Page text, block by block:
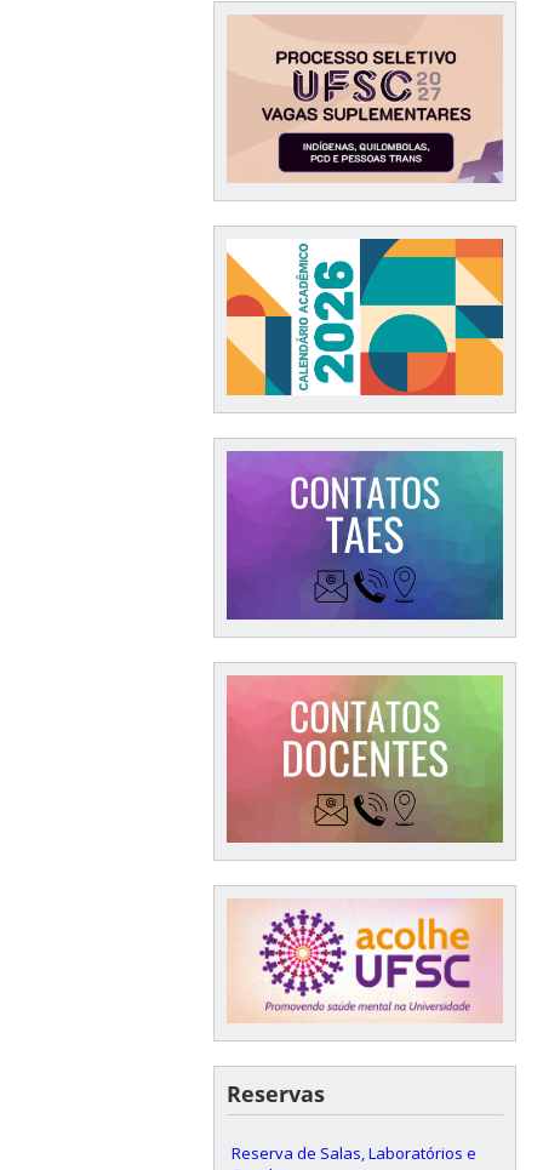
Reservas
Reserva de Salas, Laboratórios e